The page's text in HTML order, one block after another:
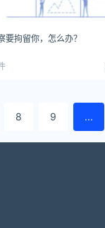
要拘留你，怎么办？
8 9 ...